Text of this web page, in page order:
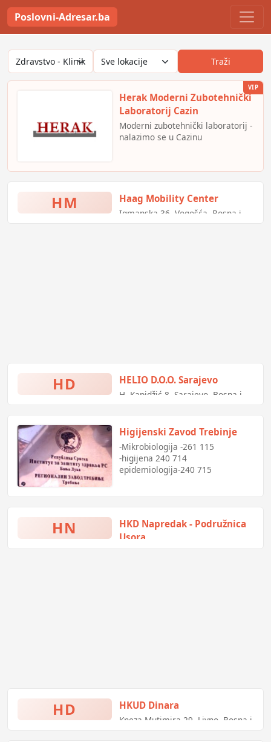
Poslovni-Adresar.ba
Traži
VIP
Herak Moderni Zubotehnički
Laboratorij Cazin
Moderni zubotehnički laboratorij -
nalazimo se u Cazinu
HM Haag Mobility Center
Igmanska 36, Vogošća, Bosna i
HD HELIO D.O.O. Sarajevo
H. Kapidžić 8, Sarajevo, Bosna i
Higijenski Zavod Trebinje
-Mikrobiologija -261 115
-higijena 240 714
epidemiologija-240 715
HN
HKD Napredak - Podružnica
Usora
HD HKUD Dinara
Kneza Mutimira 29, Livno, Bosna i